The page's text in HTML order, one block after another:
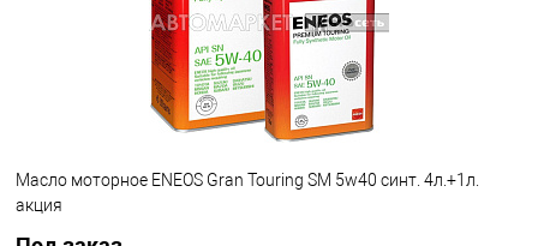
Масло моторное ENEOS Gran Touring SM 5w40 синт. 4л.+1л.
акция